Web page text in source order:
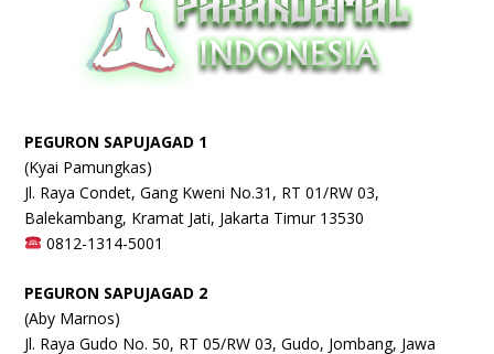
PEGURON SAPUJAGAD 1
(Kyai Pamungkas)
Jl. Raya Condet, Gang Kweni No.31, RT 01/RW 03,
Balekambang, Kramat Jati, Jakarta Timur 13530
0812-1314-5001
PEGURON SAPUJAGAD 2
(Aby Marnos)
Jl. Raya Gudo No. 50, RT 05/RW 03, Gudo, Jombang, Jawa